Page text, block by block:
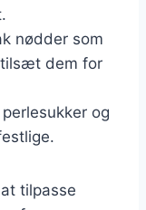
nødder som
tilsæt dem for
og
tilpasse